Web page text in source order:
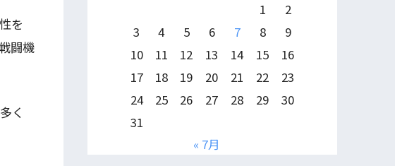
を
闘機
く
1
2
3
4 5 6 7 8
9
10
11 12 13 14 15
16
17
18 19 20 21 22
23
24
25 26 27 28 29
30
31
« 7月